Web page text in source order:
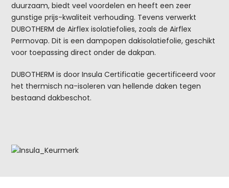
duurzaam, biedt veel voordelen en heeft een zeer
gunstige prijs-kwaliteit verhouding. Tevens verwerkt
DUBOTHERM de Airflex isolatiefolies, zoals de Airflex
Permovap. Dit is een dampopen dakisolatiefolie, geschikt
voor toepassing direct onder de dakpan.
DUBOTHERM is door Insula Certificatie gecertificeerd voor
het thermisch na-isoleren van hellende daken tegen
bestaand dakbeschot.